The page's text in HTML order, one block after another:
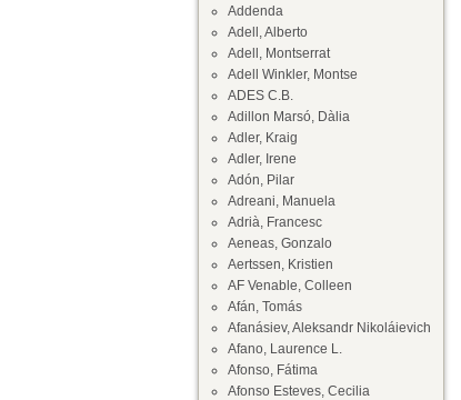
Addenda
Adell, Alberto
Adell, Montserrat
Adell Winkler, Montse
ADES C.B.
Adillon Marsó, Dàlia
Adler, Kraig
Adler, Irene
Adón, Pilar
Adreani, Manuela
Adrià, Francesc
Aeneas, Gonzalo
Aertssen, Kristien
AF Venable, Colleen
Afán, Tomás
Afanásiev, Aleksandr Nikoláievich
Afano, Laurence L.
Afonso, Fátima
Afonso Esteves, Cecilia